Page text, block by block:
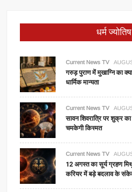
धर्म ज्योतिष
Current News TV
गरुड़ पुराण में मुखाग्नि का
धार्मिक मान्यता
Current News TV
सावन शिवरात्रि पर शुक्र
चमकेगी किस्मत
Current News TV
12 अगस्त का सूर्य ग्रहण
करियर में बड़े बदलाव के